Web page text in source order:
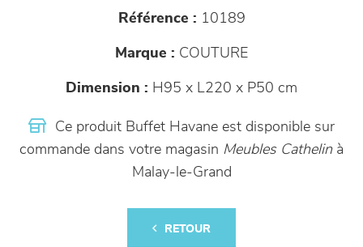
Référence : 10189
Marque : COUTURE
Dimension : H95 x L220 x P50 cm
Ce produit Buffet Havane est disponible sur
commande dans votre magasin Meubles Cathelinà
Malay-le-Grand
RETOUR